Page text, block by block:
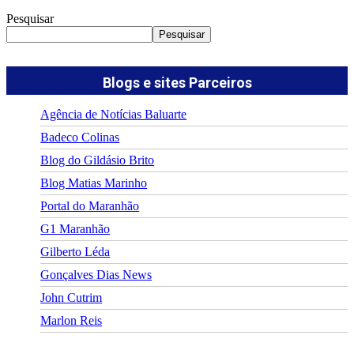
Pesquisar
Pesquisar
Blogs e sites Parceiros
Agência de Notícias Baluarte
Badeco Colinas
Blog do Gildásio Brito
Blog Matias Marinho
Portal do Maranhão
G1 Maranhão
Gilberto Léda
Gonçalves Dias News
John Cutrim
Marlon Reis